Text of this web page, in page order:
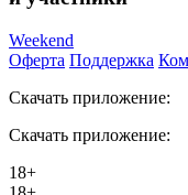
Weekend
Оферта Поддержка
Скачать приложение:
Скачать приложение:
18+